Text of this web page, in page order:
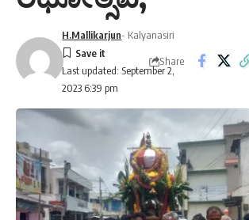
Last updated: September 2,
2023 6:39 pm
H.Mallikarjun- Kalyanasiri
Share